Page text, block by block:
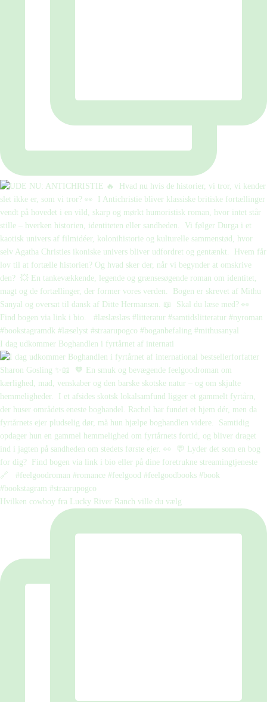
I dag udkommer Boghandlen i fyrtårnet af internati
Hvilken cowboy fra Lucky River Ranch ville du vælg